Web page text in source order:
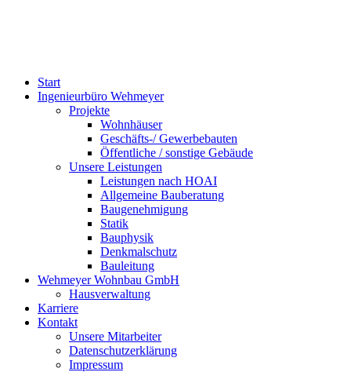
Start
Ingenieurbüro Wehmeyer
Projekte
Wohnhäuser
Geschäfts-/ Gewerbebauten
Öffentliche / sonstige Gebäude
Unsere Leistungen
Leistungen nach HOAI
Allgemeine Bauberatung
Baugenehmigung
Statik
Bauphysik
Denkmalschutz
Bauleitung
Wehmeyer Wohnbau GmbH
Hausverwaltung
Karriere
Kontakt
Unsere Mitarbeiter
Datenschutzerklärung
Impressum